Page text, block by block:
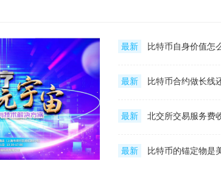
最新 比特币自身价值怎
最新 比特币合约做长线
最新 北交所交易服务费
最新 比特币的锚定物是